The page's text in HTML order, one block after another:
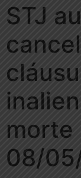
STJ
morte
08/